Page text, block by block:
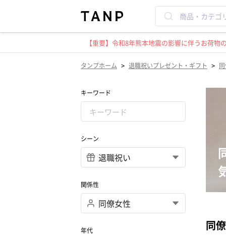
【重要】令和8年熊本地震の影響に伴うお荷
タンプホーム > 退職祝いプレゼント・ギフト >
キーワード
シーン
関係性
年代 同